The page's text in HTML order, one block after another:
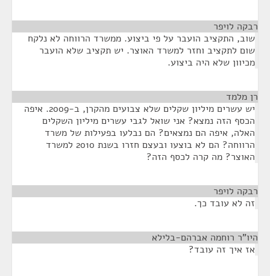
רבקה לויפר
שוב, התקציב הועבר על פי ביצוע. ממשרד הרווחה לא נלקח
שום לתקציב וחזר למשרד האוצר. יש תקציב שלא הועבר
מכיוון שלא היה ביצוע.
רן מלמד
יש עשרים מיליון שקלים שלא צבועים מהקרן, ב-2009. איפה
הכסף הזה נמצא? אני שואל לגבי עשרים מיליון השקלים
האלה, איפה הם נמצאים? הם נבלעו בפעילות של משרד
הרווחה? הם לא בוצעו ובעצם חזרו בשנת 2010 למשרד
האוצר? מה קרה לכסף הזה?
רבקה לויפר
זה לא עובד כך.
היו"ר רוחמה אברהם-בלילא
אז איך זה עובד?